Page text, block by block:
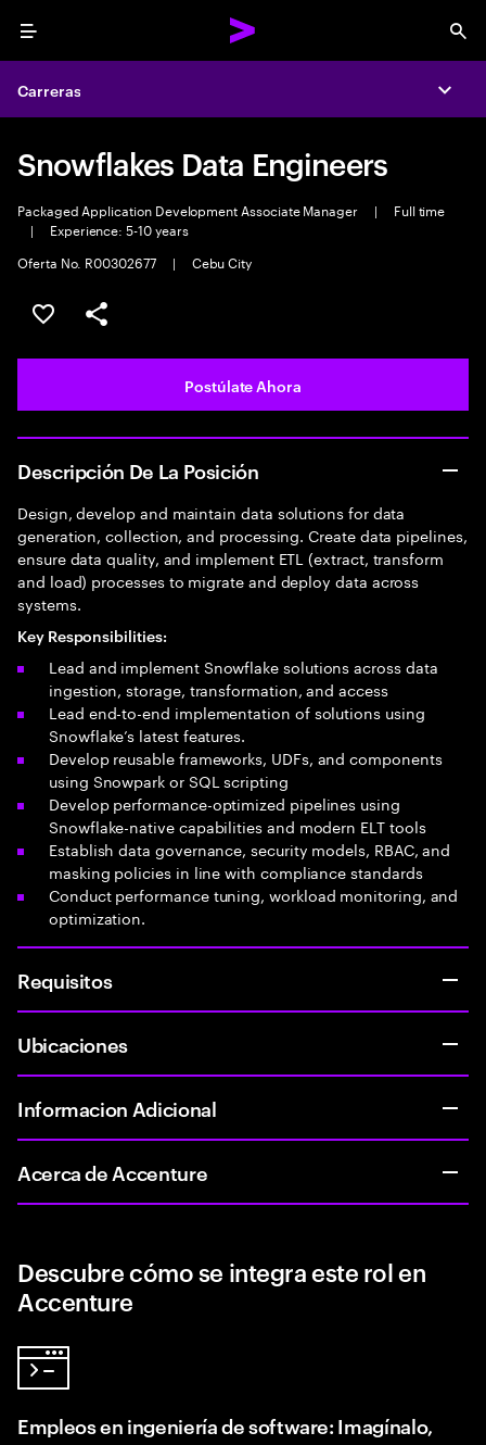
Menu
Carreras
Snowflakes Data Engineers
Packaged Application Development Associate Manager |
Full time
|
Experience: 5-10 years
Oferta No. R00302677
| Cebu City
Guardar este empleo
Compartir este empleo
Postúlate Ahora
Descripción De La Posición
Design, develop and maintain data solutions for data
generation, collection, and processing. Create data pipelines,
ensure data quality, and implement ETL (extract, transform
and load) processes to migrate and deploy data across
systems.
Key Responsibilities:
Lead and implement Snowflake solutions across data
ingestion, storage, transformation, and access
Lead end-to-end implementation of solutions using
Snowflake’s latest features.
Develop reusable frameworks, UDFs, and components
using Snowpark or SQL scripting
Develop performance-optimized pipelines using
Snowflake-native capabilities and modern ELT tools
Establish data governance, security models, RBAC, and
masking policies in line with compliance standards
Conduct performance tuning, workload monitoring, and
optimization.
Requisitos
Ubicaciones
Informacion Adicional
Acerca de Accenture
Descubre cómo se integra este rol en
Accenture
Empleos en ingeniería de software: Imagínalo,